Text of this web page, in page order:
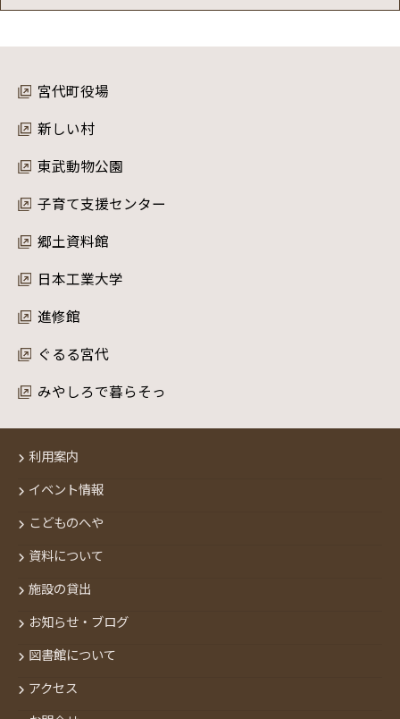
宮代町役場
新しい村
東武動物公園
子育て支援センター
郷土資料館
日本工業大学
進修館
ぐるる宮代
みやしろで暮らそっ
利用案内
イベント情報
こどものへや
資料について
施設の貸出
お知らせ・ブログ
図書館について
アクセス